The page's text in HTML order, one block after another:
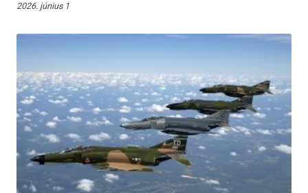
2026. június 1